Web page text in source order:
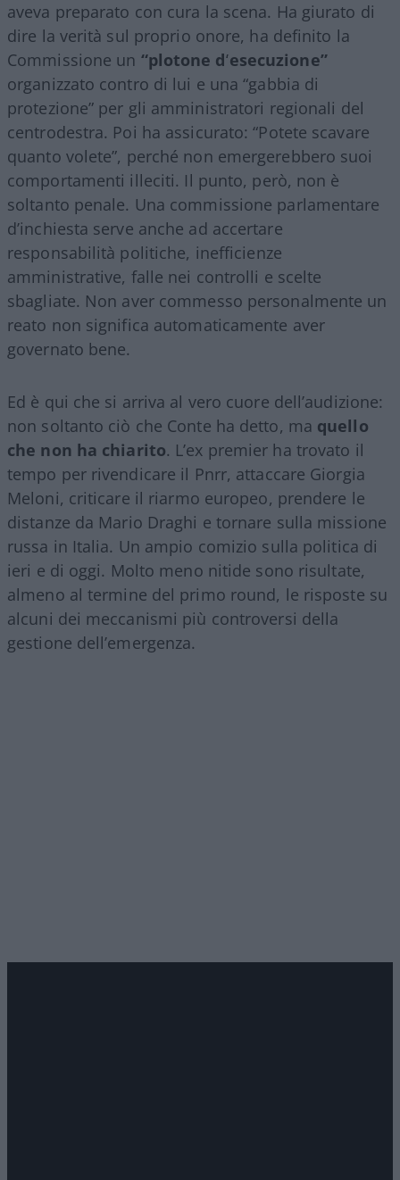
aveva preparato con cura la scena. Ha giurato di
dire la verità sul proprio onore, ha definito la
Commissione un “plotone d’esecuzione”
organizzato contro di lui e una “gabbia di
protezione” per gli amministratori regionali del
centrodestra. Poi ha assicurato: “Potete scavare
quanto volete”, perché non emergerebbero suoi
comportamenti illeciti. Il punto, però, non è
soltanto penale. Una commissione parlamentare
d’inchiesta serve anche ad accertare
responsabilità politiche, inefficienze
amministrative, falle nei controlli e scelte
sbagliate. Non aver commesso personalmente un
reato non significa automaticamente aver
governato bene.
Ed è qui che si arriva al vero cuore dell’audizione:
non soltanto ciò che Conte ha detto, ma quello
che non ha chiarito. L’ex premier ha trovato il
tempo per rivendicare il Pnrr, attaccare Giorgia
Meloni, criticare il riarmo europeo, prendere le
distanze da Mario Draghi e tornare sulla missione
russa in Italia. Un ampio comizio sulla politica di
ieri e di oggi. Molto meno nitide sono risultate,
almeno al termine del primo round, le risposte su
alcuni dei meccanismi più controversi della
gestione dell’emergenza.